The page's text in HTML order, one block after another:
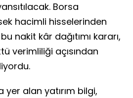
Borsa
hacimli hisselerinden
nakit kâr dağıtımı kararı,
verimliliği açısından
yer alan yatırım bilgi,